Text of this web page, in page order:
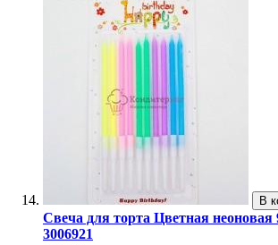
В
Свеча для торта Цветная неоновая
3006921